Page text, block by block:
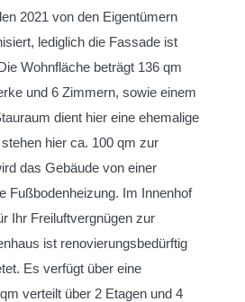
2021 von den Eigentümern
lediglich die Fassade ist
Wohnfläche beträgt 136 qm
und 6 Zimmern, sowie einem
dient hier eine ehemalige
hier ca. 100 qm zur
das Gebäude von einer
Fußbodenheizung. Im Innenhof
Ihr Freiluftvergnügen zur
ist renovierungsbedürftig
Es verfügt über eine
verteilt über 2 Etagen und 4